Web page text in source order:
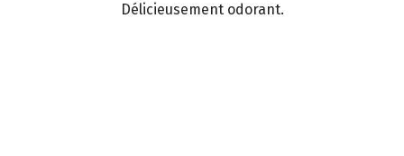
Délicieusement odorant.